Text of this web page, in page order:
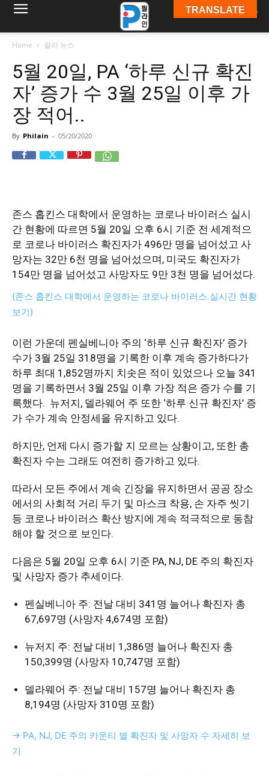
Home 필라 뉴스
5월 20일, PA ‘하루 신규 확진
자’ 증가 수 3월 25일 이후 가
장 적어..
By Philain - 05/20/2020
존스 홉킨스 대학에서 운영하는 코로나 바이러스 실시
간 현황에 따르면 5월 20일 오후 6시 기준 전 세계적으
로 코로나 바이러스 확진자가 496만 명을 넘어섰고 사
망자는 32만 6천 명을 넘어섰으며, 미국도 확진자가
154만 명을 넘어섰고 사망자도 9만 3천 명을 넘어섰다.
(존스 홉킨스 대학에서 운영하는 코로나 바이러스 실시간 현황
보기)
이런 가운데 펜실베니아 주의 ‘하루 신규 확진자’ 증가
수가 3월 25일 318명을 기록한 이후 계속 증가하다가
하루 최대 1,852명까지 치솟은 적이 있었으나 오늘 341
명을 기록하면서 3월 25일 이후 가장 적은 증가 수를 기
록했다. 뉴저지, 델라웨어 주 또한 ‘하루 신규 확진자’ 증
가 수가 계속 안정세을 유지하고 있다.
하지만, 언제 다시 증가할 지 모르는 상황이고, 또한 총
확진자 수는 그래도 여전히 증가하고 있다.
따라서 모든 주에서 계속 긴장을 유지하면서 공공 장소
에서의 사회적 거리 두기 및 마스크 착용, 손 자주 씻기
등 코로나 바이러스 확산 방지에 계속 적극적으로 동참
해야 할 것으로 보인다.
다음은 5월 20일 오후 6시 기준 PA, NJ, DE 주의 확진자
및 사망자 증가 추세이다.
펜실베니아 주: 전날 대비 341명 늘어나 확진자 총
67,697명 (사망자 4,674명 포함)
뉴저지 주: 전날 대비 1,386명 늘어나 확진자 총
150,399명 (사망자 10,747명 포함)
델라웨어 주: 전날 대비 157명 늘어나 확진자 총
8,194명 (사망자 310명 포함)
→ PA, NJ, DE 주의 카운티 별 확진자 및 사망자 수 자세히 보
기
TRANSLATE